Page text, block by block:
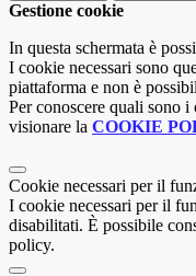
Gestione cookie
In questa schermata è
I cookie necessari sono
piattaforma e non è
Per conoscere quali sono
visionare la COOKIE
Cookie necessari per il
I cookie necessari per il
disabilitati. È possibile
policy.